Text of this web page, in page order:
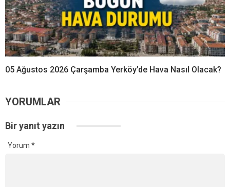
05 Ağustos 2026 Çarşamba Yerköy’de Hava Nasıl Olacak?
YORUMLAR
Bir yanıt yazın
Yorum *